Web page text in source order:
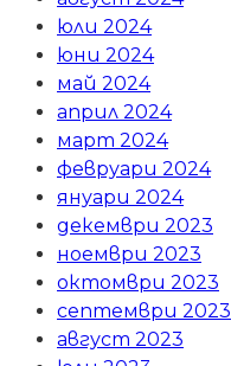
юли 2024
юни 2024
май 2024
април 2024
март 2024
февруари 2024
януари 2024
декември 2023
ноември 2023
октомври 2023
септември 2023
август 2023